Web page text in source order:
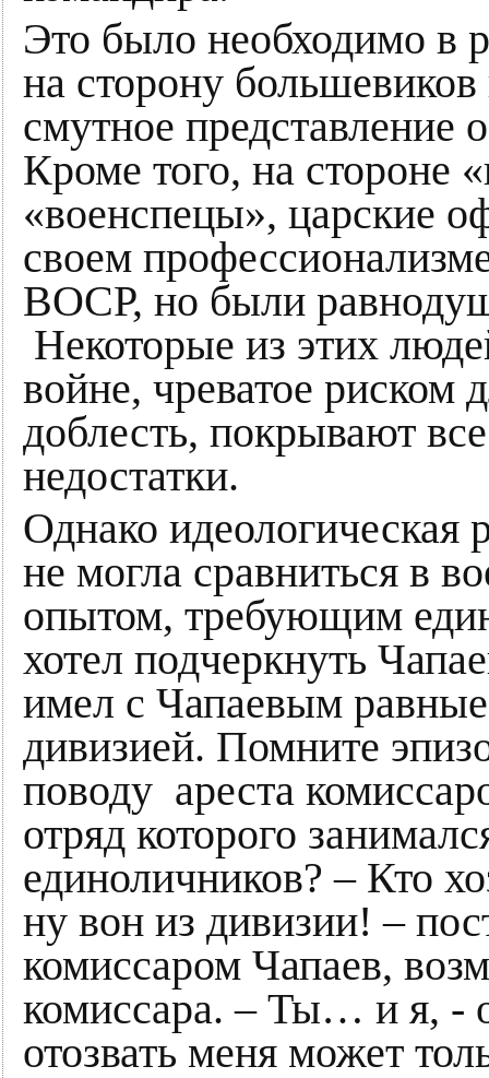
Это было необходимо в
на сторону
смутное представление
Кроме того, на стороне
«военспецы», царские
своем
ВОСР, но были
Некоторые из этих
войне, чреватое риском
доблесть, покрывают
недостатки.
Однако идеологическая
не могла сравниться в
опытом, требующим
хотел подчеркнуть
имел с Чапаевым
дивизией. Помните
поводу ареста
отряд которого
единоличников? – Кто
ну вон из дивизии! –
комиссаром Чапаев,
комиссара. – Ты… и я, -
отозвать меня может